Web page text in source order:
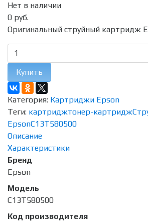
Нет в наличии
0 руб.
Оригинальный струйный картридж
Купить
Категория: Картриджи Epson
Теги: картриджтонер-картридж
EpsonC13T580500
Описание
Характеристики
Бренд
Epson
Модель
C13T580500
Код производителя